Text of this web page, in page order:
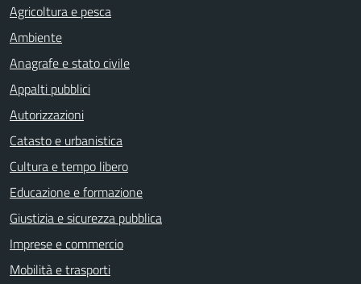
Agricoltura e pesca
Ambiente
Anagrafe e stato civile
Appalti pubblici
Autorizzazioni
Catasto e urbanistica
Cultura e tempo libero
Educazione e formazione
Giustizia e sicurezza pubblica
Imprese e commercio
Mobilità e trasporti